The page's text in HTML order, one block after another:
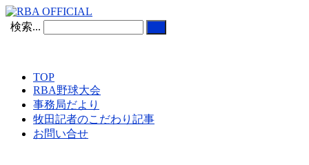
検索...
TOP
RBA野球大会
事務局だより
牧田記者のこだわり記事
お問い合せ